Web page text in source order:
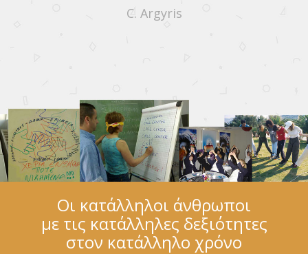
C. Argyris
Οι κατάλληλοι άνθρωποι
με τις κατάλληλες δεξιότητες
στον κατάλληλο χρόνο